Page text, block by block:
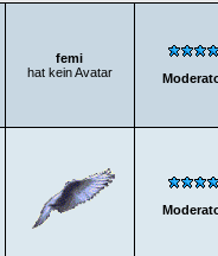
femi
hat kein Avatar